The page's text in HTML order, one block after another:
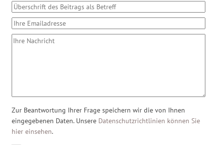
Zur Beantwortung Ihrer Frage speichern wir die von Ihnen
eingegebenen Daten. Unsere Datenschutzrichtlinien können Sie
hier einsehen.